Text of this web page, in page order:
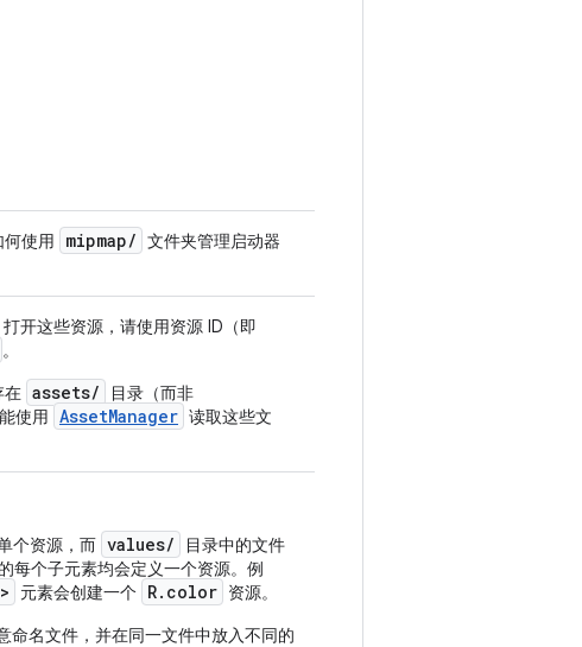
使用 mipmap/ 文件夹管理启动器
打开这些资源，请使用资源 ID（即
。
在 assets/ 目录（而非
使用 AssetManager 读取这些文
个资源，而 values/
目录中的文件
每个子元素均会定义一个资源。例
元素会创建一个 R.color 资源。
命名文件，并在同一文件中放入不同的